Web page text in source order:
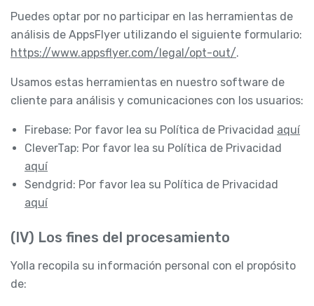
Puedes optar por no participar en las herramientas de
análisis de AppsFlyer utilizando el siguiente formulario:
https://www.appsflyer.com/legal/opt-out/.
Usamos estas herramientas en nuestro software de
cliente para análisis y comunicaciones con los usuarios:
Firebase: Por favor lea su Política de Privacidad aquí
CleverTap: Por favor lea su Política de Privacidad
aquí
Sendgrid: Por favor lea su Política de Privacidad
aquí
(IV) Los fines del procesamiento
Yolla recopila su información personal con el propósito
de: